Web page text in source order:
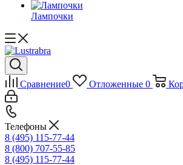
Лампочки
Сравнение0 Отложенные 0
Телефоны
8 (495) 115-77-44
8 (800) 707-55-85
8 (495) 115-77-44